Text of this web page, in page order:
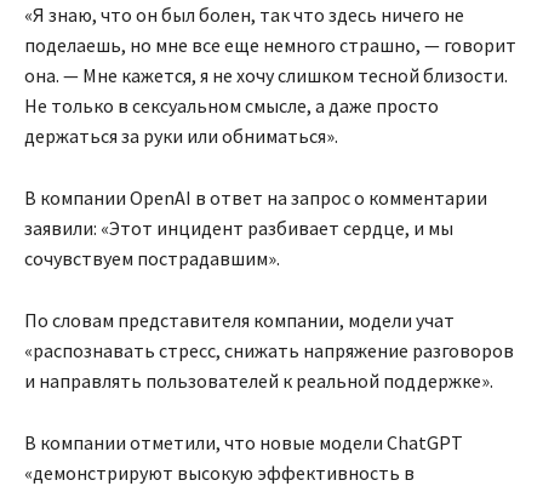
«Я знаю, что он был болен, так что здесь ничего не
поделаешь, но мне все еще немного страшно, — говорит
она. — Мне кажется, я не хочу слишком тесной близости.
Не только в сексуальном смысле, а даже просто
держаться за руки или обниматься».
В компании OpenAI в ответ на запрос о комментарии
заявили: «Этот инцидент разбивает сердце, и мы
сочувствуем пострадавшим».
По словам представителя компании, модели учат
«распознавать стресс, снижать напряжение разговоров
и направлять пользователей к реальной поддержке».
В компании отметили, что новые модели ChatGPT
«демонстрируют высокую эффективность в